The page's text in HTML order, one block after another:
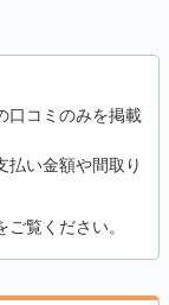
口コミのみを掲載
払い金額や間取り
ご覧ください。